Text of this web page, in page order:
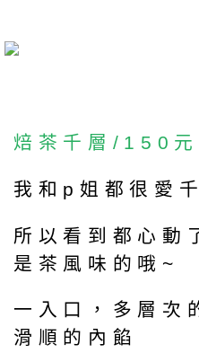
焙茶千層/150元
我和p姐都很愛
所以看到都心動
是茶風味的哦~
一入口，多層次
滑順的內餡